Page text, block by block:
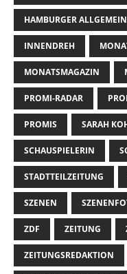
HAMBURGER
INNENDREH
MONATSMAGAZIN
PROMI-RADAR
PROMIS SARAH
SCHAUSPIELERIN
STADTTEILZEITUNG
SZENEN
ZDF ZEITUNG
ZEITUNGSREDAKTION